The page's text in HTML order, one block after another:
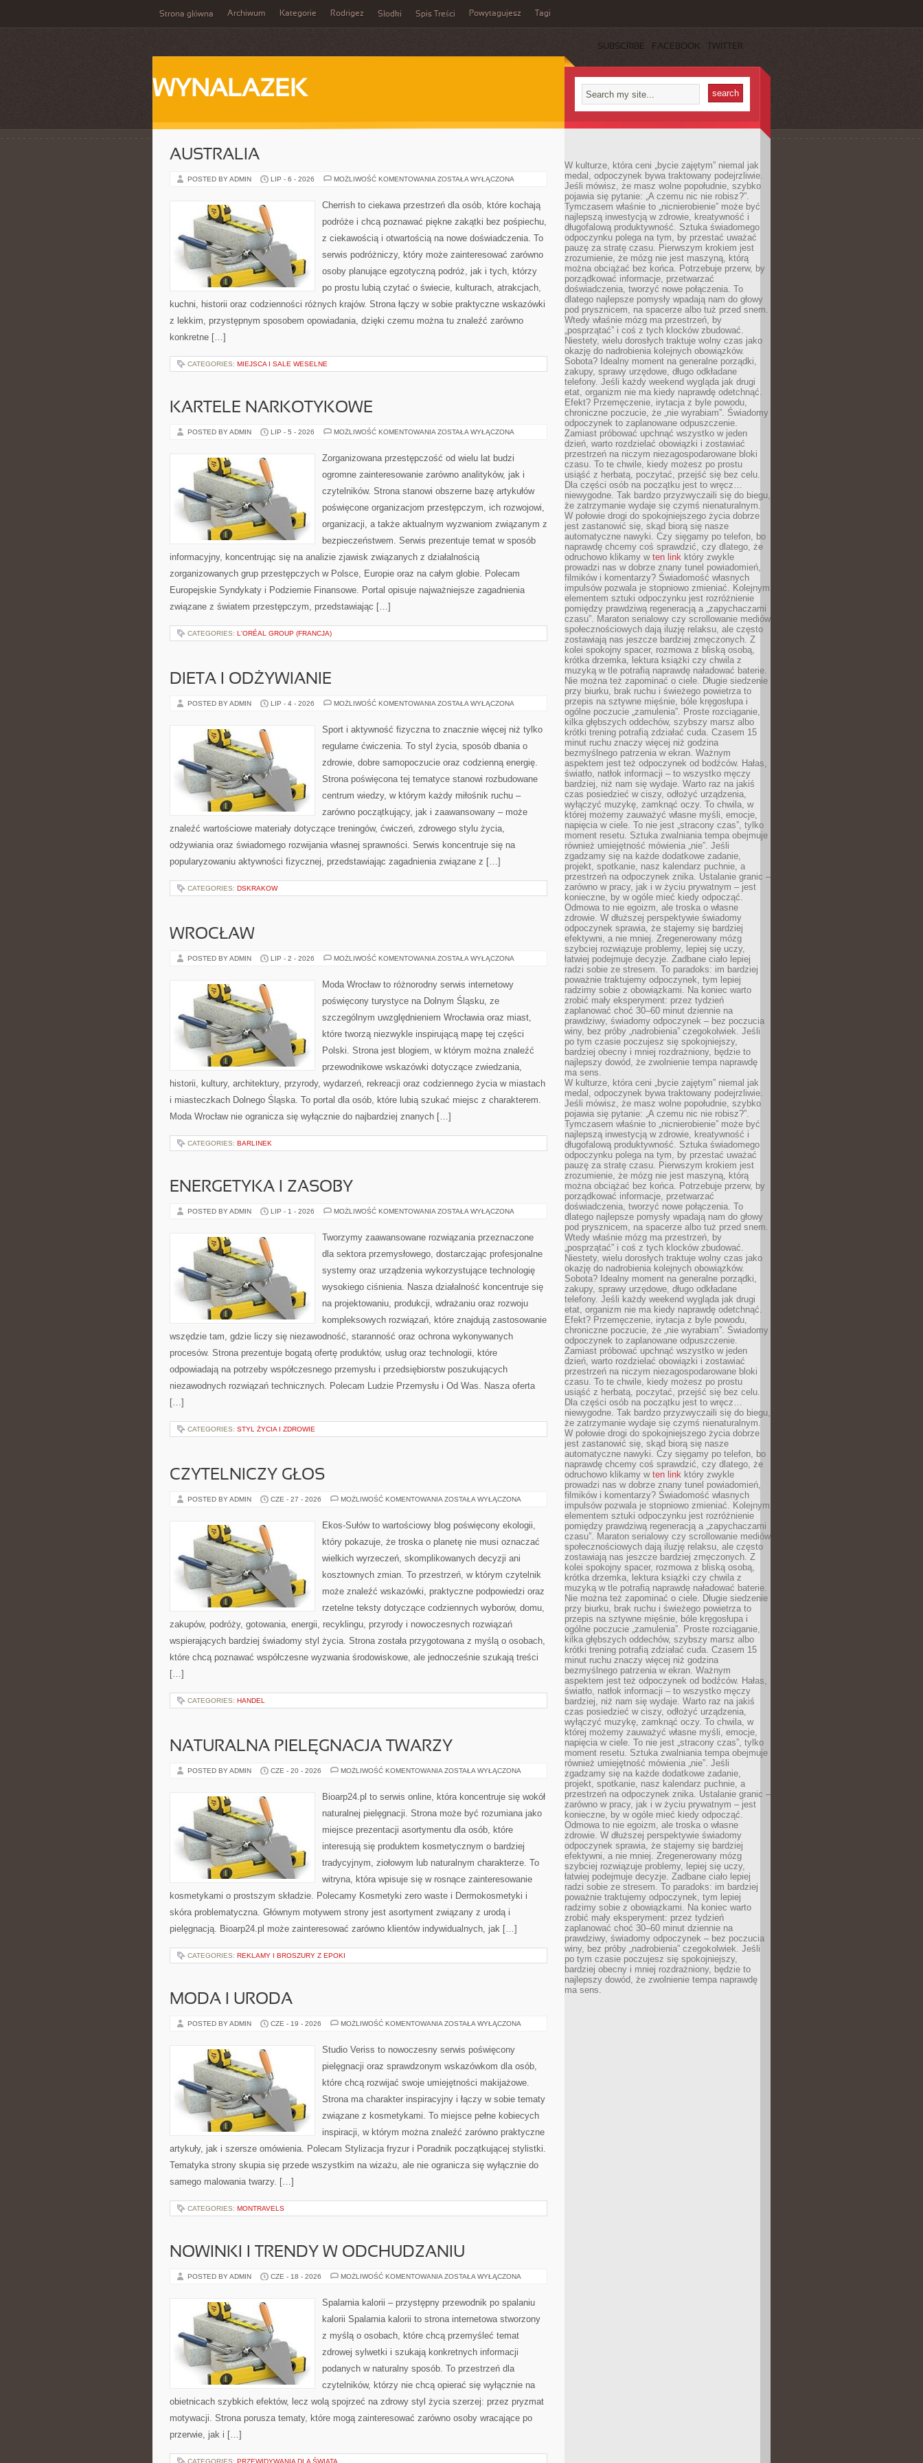
Strona główna Archiwum Kategorie Rodrigez Słodki Spis Treści Powytagujesz Tagi
SUBSCRIBE FACEBOOK TWITTER
WYNALAZEK
AUSTRALIA
POSTED BY ADMIN LIP - 6 - 2026 MOŻLIWOŚĆ KOMENTOWANIA AUSTRALIA
ZOSTAŁA WYŁĄCZONA
Cherrish to ciekawa przestrzeń dla osób, które kochają
podróże i chcą poznawać piękne zakątki bez pośpiechu,
z ciekawością i otwartością na nowe doświadczenia. To
serwis podróżniczy, który może zainteresować zarówno
osoby planujące egzotyczną podróż, jak i tych, którzy
po prostu lubią czytać o świecie, kulturach, atrakcjach,
kuchni, historii oraz codzienności różnych krajów. Strona łączy w sobie praktyczne wskazówki
z lekkim, przystępnym sposobem opowiadania, dzięki czemu można tu znaleźć zarówno
konkretne […]
CATEGORIES: MIEJSCA I SALE WESELNE
KARTELE NARKOTYKOWE
POSTED BY ADMIN LIP - 5 - 2026 MOŻLIWOŚĆ KOMENTOWANIA KARTELE
ZOSTAŁA WYŁĄCZONA
Zorganizowana przestępczość od wielu lat budzi
ogromne zainteresowanie zarówno analityków, jak i
czytelników. Strona stanowi obszerne bazę artykułów
poświęcone organizacjom przestępczym, ich rozwojowi,
organizacji, a także aktualnym wyzwaniom związanym z
bezpieczeństwem. Serwis prezentuje temat w sposób
informacyjny, koncentrując się na analizie zjawisk związanych z działalnością
zorganizowanych grup przestępczych w Polsce, Europie oraz na całym globie. Polecam
Europejskie Syndykaty i Podziemie Finansowe. Portal opisuje najważniejsze zagadnienia
związane z światem przestępczym, przedstawiając […]
CATEGORIES: L'ORÉAL GROUP (FRANCJA)
DIETA I ODŻYWIANIE
POSTED BY ADMIN LIP - 4 - 2026 MOŻLIWOŚĆ KOMENTOWANIA DIETA
ZOSTAŁA WYŁĄCZONA
Sport i aktywność fizyczna to znacznie więcej niż tylko
regularne ćwiczenia. To styl życia, sposób dbania o
zdrowie, dobre samopoczucie oraz codzienną energię.
Strona poświęcona tej tematyce stanowi rozbudowane
centrum wiedzy, w którym każdy miłośnik ruchu –
zarówno początkujący, jak i zaawansowany – może
znaleźć wartościowe materiały dotyczące treningów, ćwiczeń, zdrowego stylu życia,
odżywiania oraz świadomego rozwijania własnej sprawności. Serwis koncentruje się na
popularyzowaniu aktywności fizycznej, przedstawiając zagadnienia związane z […]
CATEGORIES: DSKRAKOW
WROCŁAW
POSTED BY ADMIN LIP - 2 - 2026 MOŻLIWOŚĆ KOMENTOWANIA WROCŁAW
ZOSTAŁA WYŁĄCZONA
Moda Wrocław to różnorodny serwis internetowy
poświęcony turystyce na Dolnym Śląsku, ze
szczególnym uwzględnieniem Wrocławia oraz miast,
które tworzą niezwykle inspirującą mapę tej części
Polski. Strona jest blogiem, w którym można znaleźć
przewodnikowe wskazówki dotyczące zwiedzania,
historii, kultury, architektury, przyrody, wydarzeń, rekreacji oraz codziennego życia w miastach
i miasteczkach Dolnego Śląska. To portal dla osób, które lubią szukać miejsc z charakterem.
Moda Wrocław nie ogranicza się wyłącznie do najbardziej znanych […]
CATEGORIES: BARLINEK
ENERGETYKA I ZASOBY
POSTED BY ADMIN LIP - 1 - 2026 MOŻLIWOŚĆ KOMENTOWANIA ENERGETYKA
ZOSTAŁA WYŁĄCZONA
Tworzymy zaawansowane rozwiązania przeznaczone
dla sektora przemysłowego, dostarczając profesjonalne
systemy oraz urządzenia wykorzystujące technologię
wysokiego ciśnienia. Nasza działalność koncentruje się
na projektowaniu, produkcji, wdrażaniu oraz rozwoju
kompleksowych rozwiązań, które znajdują zastosowanie
wszędzie tam, gdzie liczy się niezawodność, staranność oraz ochrona wykonywanych
procesów. Strona prezentuje bogatą ofertę produktów, usług oraz technologii, które
odpowiadają na potrzeby współczesnego przemysłu i przedsiębiorstw poszukujących
niezawodnych rozwiązań technicznych. Polecam Ludzie Przemysłu i Od Was. Nasza oferta
[…]
CATEGORIES: STYL ŻYCIA I ZDROWIE
CZYTELNICZY GŁOS
POSTED BY ADMIN CZE - 27 - 2026 MOŻLIWOŚĆ KOMENTOWANIA CZYTELNICZY
ZOSTAŁA WYŁĄCZONA
Ekos-Sułów to wartościowy blog poświęcony ekologii,
który pokazuje, że troska o planetę nie musi oznaczać
wielkich wyrzeczeń, skomplikowanych decyzji ani
kosztownych zmian. To przestrzeń, w którym czytelnik
może znaleźć wskazówki, praktyczne podpowiedzi oraz
rzetelne teksty dotyczące codziennych wyborów, domu,
zakupów, podróży, gotowania, energii, recyklingu, przyrody i nowoczesnych rozwiązań
wspierających bardziej świadomy styl życia. Strona została przygotowana z myślą o osobach,
które chcą poznawać współczesne wyzwania środowiskowe, ale jednocześnie szukają treści
[…]
CATEGORIES: HANDEL
NATURALNA PIELĘGNACJA TWARZY
POSTED BY ADMIN CZE - 20 - 2026 MOŻLIWOŚĆ KOMENTOWANIA NATURALNA
ZOSTAŁA WYŁĄCZONA
Bioarp24.pl to serwis online, która koncentruje się wokół
naturalnej pielęgnacji. Strona może być rozumiana jako
miejsce prezentacji asortymentu dla osób, które
interesują się produktem kosmetycznym o bardziej
tradycyjnym, ziołowym lub naturalnym charakterze. To
witryna, która wpisuje się w rosnące zainteresowanie
kosmetykami o prostszym składzie. Polecamy Kosmetyki zero waste i Dermokosmetyki i
skóra problematyczna. Głównym motywem strony jest asortyment związany z urodą i
pielęgnacją. Bioarp24.pl może zainteresować zarówno klientów indywidualnych, jak […]
CATEGORIES: REKLAMY I BROSZURY Z EPOKI
MODA I URODA
POSTED BY ADMIN CZE - 19 - 2026 MOŻLIWOŚĆ KOMENTOWANIA MODA
ZOSTAŁA WYŁĄCZONA
Studio Veriss to nowoczesny serwis poświęcony
pielęgnacji oraz sprawdzonym wskazówkom dla osób,
które chcą rozwijać swoje umiejętności makijażowe.
Strona ma charakter inspiracyjny i łączy w sobie tematy
związane z kosmetykami. To miejsce pełne kobiecych
inspiracji, w którym można znaleźć zarówno praktyczne
artykuły, jak i szersze omówienia. Polecam Stylizacja fryzur i Poradnik początkującej stylistki.
Tematyka strony skupia się przede wszystkim na wizażu, ale nie ogranicza się wyłącznie do
samego malowania twarzy. […]
CATEGORIES: MONTRAVELS
NOWINKI I TRENDY W ODCHUDZANIU
POSTED BY ADMIN CZE - 18 - 2026 MOŻLIWOŚĆ KOMENTOWANIA NOWINKI
ODCHUDZANIU
ZOSTAŁA WYŁĄCZONA
Spalarnia kalorii – przystępny przewodnik po spalaniu
kalorii Spalarnia kalorii to strona internetowa stworzony
z myślą o osobach, które chcą przemyśleć temat
zdrowej sylwetki i szukają konkretnych informacji
podanych w naturalny sposób. To przestrzeń dla
czytelników, którzy nie chcą opierać się wyłącznie na
obietnicach szybkich efektów, lecz wolą spojrzeć na zdrowy styl życia szerzej: przez pryzmat
motywacji. Strona porusza tematy, które mogą zainteresować zarówno osoby wracające po
przerwie, jak i […]
CATEGORIES: PRZEWIDYWANIA DLA ŚWIATA
W kulturze, która ceni „bycie zajętym” niemal jak
medal, odpoczynek bywa traktowany podejrzliwie.
Jeśli mówisz, że masz wolne popołudnie, szybko
pojawia się pytanie: „A czemu nic nie robisz?”.
Tymczasem właśnie to „nicnierobienie” może być
najlepszą inwestycją w zdrowie, kreatywność i
długofalową produktywność. Sztuka świadomego
odpoczynku polega na tym, by przestać uważać
pauzę za stratę czasu. Pierwszym krokiem jest
zrozumienie, że mózg nie jest maszyną, którą
można obciążać bez końca. Potrzebuje przerw, by
porządkować informacje, przetwarzać
doświadczenia, tworzyć nowe połączenia. To
dlatego najlepsze pomysły wpadają nam do głowy
pod prysznicem, na spacerze albo tuż przed snem.
Wtedy właśnie mózg ma przestrzeń, by
„posprzątać” i coś z tych klocków zbudować.
Niestety, wielu dorosłych traktuje wolny czas jako
okazję do nadrobienia kolejnych obowiązków.
Sobota? Idealny moment na generalne porządki,
zakupy, sprawy urzędowe, długo odkładane
telefony. Jeśli każdy weekend wygląda jak drugi
etat, organizm nie ma kiedy naprawdę odetchnąć.
Efekt? Przemęczenie, irytacja z byle powodu,
chroniczne poczucie, że „nie wyrabiam”. Świadomy
odpoczynek to zaplanowane odpuszczenie.
Zamiast próbować upchnąć wszystko w jeden
dzień, warto rozdzielać obowiązki i zostawiać
przestrzeń na niczym niezagospodarowane bloki
czasu. To te chwile, kiedy możesz po prostu
usiąść z herbatą, poczytać, przejść się bez celu.
Dla części osób na początku jest to wręcz…
niewygodne. Tak bardzo przyzwyczaili się do biegu,
że zatrzymanie wydaje się czymś nienaturalnym.
W połowie drogi do spokojniejszego życia dobrze
jest zastanowić się, skąd biorą się nasze
automatyczne nawyki. Czy sięgamy po telefon, bo
naprawdę chcemy coś sprawdzić, czy dlatego, że
odruchowo klikamy w ten link który zwykle
prowadzi nas w dobrze znany tunel powiadomień,
filmików i komentarzy? Świadomość własnych
impulsów pozwala je stopniowo zmieniać. Kolejnym
elementem sztuki odpoczynku jest rozróżnienie
pomiędzy prawdziwą regeneracją a „zapychaczami
czasu”. Maraton serialowy czy scrollowanie mediów
społecznościowych dają iluzję relaksu, ale często
zostawiają nas jeszcze bardziej zmęczonych. Z
kolei spokojny spacer, rozmowa z bliską osobą,
krótka drzemka, lektura książki czy chwila z
muzyką w tle potrafią naprawdę naładować baterie.
Nie można też zapominać o ciele. Długie siedzenie
przy biurku, brak ruchu i świeżego powietrza to
przepis na sztywne mięśnie, bóle kręgosłupa i
ogólne poczucie „zamulenia”. Proste rozciąganie,
kilka głębszych oddechów, szybszy marsz albo
krótki trening potrafią zdziałać cuda. Czasem 15
minut ruchu znaczy więcej niż godzina
bezmyślnego patrzenia w ekran. Ważnym
aspektem jest też odpoczynek od bodźców. Hałas,
światło, natłok informacji – to wszystko męczy
bardziej, niż nam się wydaje. Warto raz na jakiś
czas posiedzieć w ciszy, odłożyć urządzenia,
wyłączyć muzykę, zamknąć oczy. To chwila, w
której możemy zauważyć własne myśli, emocje,
napięcia w ciele. To nie jest „stracony czas”, tylko
moment resetu. Sztuka zwalniania tempa obejmuje
również umiejętność mówienia „nie”. Jeśli
zgadzamy się na każde dodatkowe zadanie,
projekt, spotkanie, nasz kalendarz puchnie, a
przestrzeń na odpoczynek znika. Ustalanie granic –
zarówno w pracy, jak i w życiu prywatnym – jest
konieczne, by w ogóle mieć kiedy odpocząć.
Odmowa to nie egoizm, ale troska o własne
zdrowie. W dłuższej perspektywie świadomy
odpoczynek sprawia, że stajemy się bardziej
efektywni, a nie mniej. Zregenerowany mózg
szybciej rozwiązuje problemy, lepiej się uczy,
łatwiej podejmuje decyzje. Zadbane ciało lepiej
radzi sobie ze stresem. To paradoks: im bardziej
poważnie traktujemy odpoczynek, tym lepiej
radzimy sobie z obowiązkami. Na koniec warto
zrobić mały eksperyment: przez tydzień
zaplanować choć 30–60 minut dziennie na
prawdziwy, świadomy odpoczynek – bez poczucia
winy, bez próby „nadrobienia” czegokolwiek. Jeśli
po tym czasie poczujesz się spokojniejszy,
bardziej obecny i mniej rozdrażniony, będzie to
najlepszy dowód, że zwolnienie tempa naprawdę
ma sens.
W kulturze, która ceni „bycie zajętym” niemal jak
medal, odpoczynek bywa traktowany podejrzliwie.
Jeśli mówisz, że masz wolne popołudnie, szybko
pojawia się pytanie: „A czemu nic nie robisz?”.
Tymczasem właśnie to „nicnierobienie” może być
najlepszą inwestycją w zdrowie, kreatywność i
długofalową produktywność. Sztuka świadomego
odpoczynku polega na tym, by przestać uważać
pauzę za stratę czasu. Pierwszym krokiem jest
zrozumienie, że mózg nie jest maszyną, którą
można obciążać bez końca. Potrzebuje przerw, by
porządkować informacje, przetwarzać
doświadczenia, tworzyć nowe połączenia. To
dlatego najlepsze pomysły wpadają nam do głowy
pod prysznicem, na spacerze albo tuż przed snem.
Wtedy właśnie mózg ma przestrzeń, by
„posprzątać” i coś z tych klocków zbudować.
Niestety, wielu dorosłych traktuje wolny czas jako
okazję do nadrobienia kolejnych obowiązków.
Sobota? Idealny moment na generalne porządki,
zakupy, sprawy urzędowe, długo odkładane
telefony. Jeśli każdy weekend wygląda jak drugi
etat, organizm nie ma kiedy naprawdę odetchnąć.
Efekt? Przemęczenie, irytacja z byle powodu,
chroniczne poczucie, że „nie wyrabiam”. Świadomy
odpoczynek to zaplanowane odpuszczenie.
Zamiast próbować upchnąć wszystko w jeden
dzień, warto rozdzielać obowiązki i zostawiać
przestrzeń na niczym niezagospodarowane bloki
czasu. To te chwile, kiedy możesz po prostu
usiąść z herbatą, poczytać, przejść się bez celu.
Dla części osób na początku jest to wręcz…
niewygodne. Tak bardzo przyzwyczaili się do biegu,
że zatrzymanie wydaje się czymś nienaturalnym.
W połowie drogi do spokojniejszego życia dobrze
jest zastanowić się, skąd biorą się nasze
automatyczne nawyki. Czy sięgamy po telefon, bo
naprawdę chcemy coś sprawdzić, czy dlatego, że
odruchowo klikamy w ten link który zwykle
prowadzi nas w dobrze znany tunel powiadomień,
filmików i komentarzy? Świadomość własnych
impulsów pozwala je stopniowo zmieniać. Kolejnym
elementem sztuki odpoczynku jest rozróżnienie
pomiędzy prawdziwą regeneracją a „zapychaczami
czasu”. Maraton serialowy czy scrollowanie mediów
społecznościowych dają iluzję relaksu, ale często
zostawiają nas jeszcze bardziej zmęczonych. Z
kolei spokojny spacer, rozmowa z bliską osobą,
krótka drzemka, lektura książki czy chwila z
muzyką w tle potrafią naprawdę naładować baterie.
Nie można też zapominać o ciele. Długie siedzenie
przy biurku, brak ruchu i świeżego powietrza to
przepis na sztywne mięśnie, bóle kręgosłupa i
ogólne poczucie „zamulenia”. Proste rozciąganie,
kilka głębszych oddechów, szybszy marsz albo
krótki trening potrafią zdziałać cuda. Czasem 15
minut ruchu znaczy więcej niż godzina
bezmyślnego patrzenia w ekran. Ważnym
aspektem jest też odpoczynek od bodźców. Hałas,
światło, natłok informacji – to wszystko męczy
bardziej, niż nam się wydaje. Warto raz na jakiś
czas posiedzieć w ciszy, odłożyć urządzenia,
wyłączyć muzykę, zamknąć oczy. To chwila, w
której możemy zauważyć własne myśli, emocje,
napięcia w ciele. To nie jest „stracony czas”, tylko
moment resetu. Sztuka zwalniania tempa obejmuje
również umiejętność mówienia „nie”. Jeśli
zgadzamy się na każde dodatkowe zadanie,
projekt, spotkanie, nasz kalendarz puchnie, a
przestrzeń na odpoczynek znika. Ustalanie granic –
zarówno w pracy, jak i w życiu prywatnym – jest
konieczne, by w ogóle mieć kiedy odpocząć.
Odmowa to nie egoizm, ale troska o własne
zdrowie. W dłuższej perspektywie świadomy
odpoczynek sprawia, że stajemy się bardziej
efektywni, a nie mniej. Zregenerowany mózg
szybciej rozwiązuje problemy, lepiej się uczy,
łatwiej podejmuje decyzje. Zadbane ciało lepiej
radzi sobie ze stresem. To paradoks: im bardziej
poważnie traktujemy odpoczynek, tym lepiej
radzimy sobie z obowiązkami. Na koniec warto
zrobić mały eksperyment: przez tydzień
zaplanować choć 30–60 minut dziennie na
prawdziwy, świadomy odpoczynek – bez poczucia
winy, bez próby „nadrobienia” czegokolwiek. Jeśli
po tym czasie poczujesz się spokojniejszy,
bardziej obecny i mniej rozdrażniony, będzie to
najlepszy dowód, że zwolnienie tempa naprawdę
ma sens.